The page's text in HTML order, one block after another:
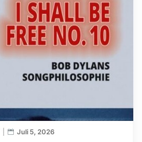
Juli 5, 2026